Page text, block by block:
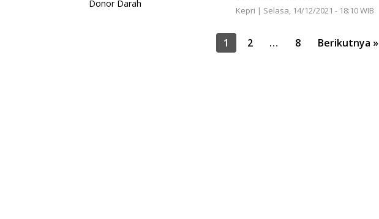
Kepri | Selasa, 14/12/2021 - 18:10 WIB
1 2 … 8 Berikutnya »